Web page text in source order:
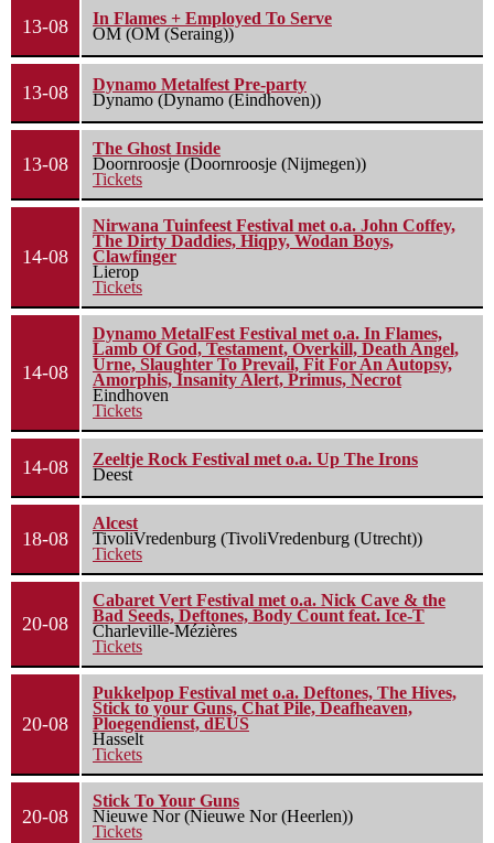
13-08
In Flames + Employed To Serve
OM (OM (Seraing))
13-08
Dynamo Metalfest Pre-party
Dynamo (Dynamo (Eindhoven))
13-08
The Ghost Inside
Doornroosje (Doornroosje (Nijmegen))
Tickets
14-08
Nirwana Tuinfeest Festival met o.a. John Coffey,
The Dirty Daddies, Hiqpy, Wodan Boys,
Clawfinger
Lierop
Tickets
14-08
Dynamo MetalFest Festival met o.a. In Flames,
Lamb Of God, Testament, Overkill, Death Angel,
Urne, Slaughter To Prevail, Fit For An Autopsy,
Amorphis, Insanity Alert, Primus, Necrot
Eindhoven
Tickets
14-08
Zeeltje Rock Festival met o.a. Up The Irons
Deest
18-08
Alcest
TivoliVredenburg (TivoliVredenburg (Utrecht))
Tickets
20-08
Cabaret Vert Festival met o.a. Nick Cave & the
Bad Seeds, Deftones, Body Count feat. Ice-T
Charleville-Mézières
Tickets
20-08
Pukkelpop Festival met o.a. Deftones, The Hives,
Stick to your Guns, Chat Pile, Deafheaven,
Ploegendienst, dEUS
Hasselt
Tickets
20-08
Stick To Your Guns
Nieuwe Nor (Nieuwe Nor (Heerlen))
Tickets